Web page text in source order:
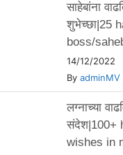
साहेबांना
शुभेच्छा|25
boss/
14/12/2022
By adminMV
लग्नाच्या
संदेश|100+
wishes in